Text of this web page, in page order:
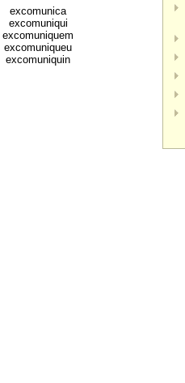
excomunica
excomuniqui
excomuniquem
excomuniqueu
excomuniquin